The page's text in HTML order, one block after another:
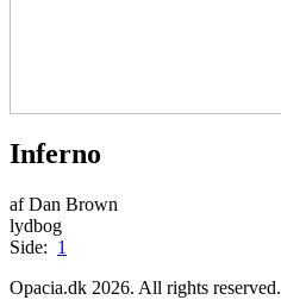
Inferno
af Dan Brown
lydbog
Side: 1
Opacia.dk 2026. All rights reserved.